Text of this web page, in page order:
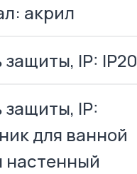
акрил
IP: IP20
IP:
для ванной
настенный